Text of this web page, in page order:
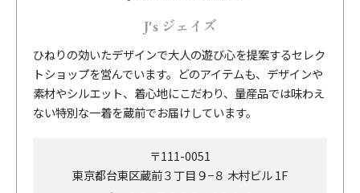
J's ジェイズ
ひねりの効いたデザインで大人の遊び心を提案するセレク
トショップを営んでいます。どのアイテムも、デザインや
素材やシルエット、着心地にこだわり、量産品では味わえ
ない特別な一着を蔵前でお届けしています。
〒111-0051
東京都台東区蔵前３丁目９−８ 木村ビル 1F